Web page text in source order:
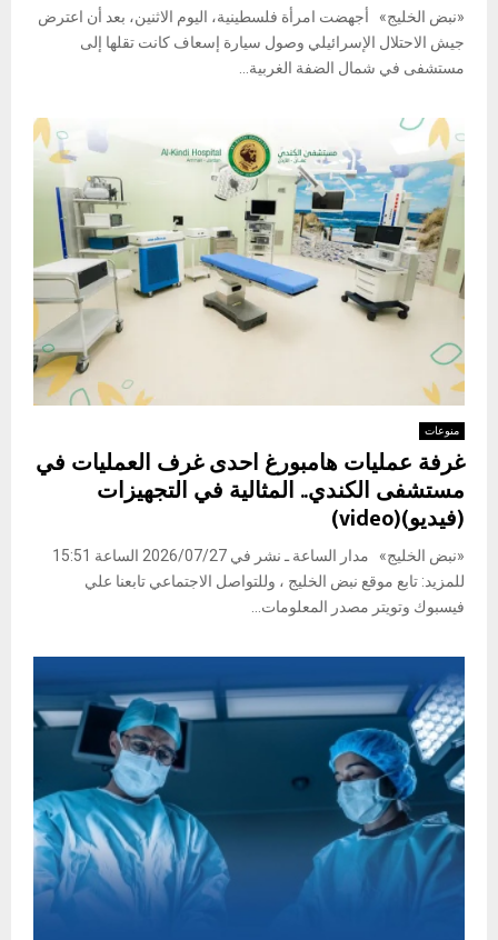
«نبض الخليج» أجهضت امرأة فلسطينية، اليوم الاثنين، بعد أن اعترض
جيش الاحتلال الإسرائيلي وصول سيارة إسعاف كانت تقلها إلى
مستشفى في شمال الضفة الغربية...
منوعات
غرفة عمليات هامبورغ احدى غرف العمليات في
مستشفى الكندي.. المثالية في التجهيزات
(فيديو)(video)
«نبض الخليج» مدار الساعة ـ نشر في 2026/07/27 الساعة 15:51
للمزيد: تابع موقع نبض الخليج ، وللتواصل الاجتماعي تابعنا علي
فيسبوك وتويتر مصدر المعلومات...